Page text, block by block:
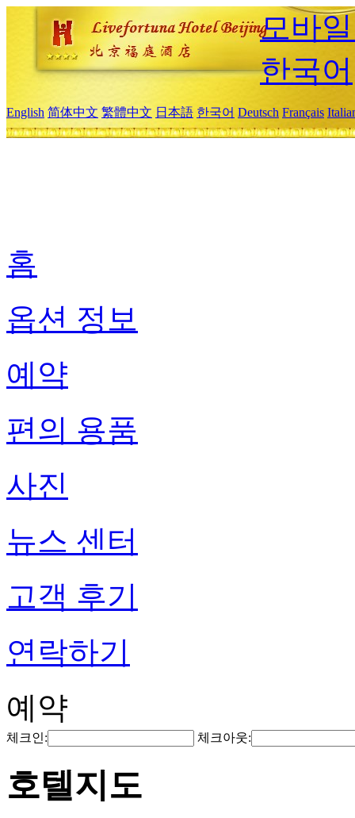
모바
한국어
English 简体中文 繁體中文 日本語 한국어 Deutsch Français
홈
옵션 정보
예약
편의 용품
사진
뉴스 센터
고객 후기
연락하기
예약
체크인: 체크아웃:
호텔지도